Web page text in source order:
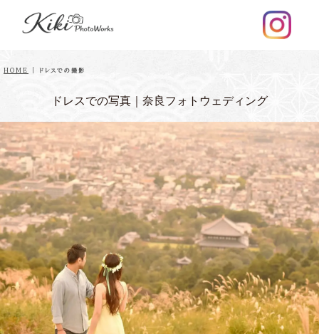
HOME ドレスでの撮影
ドレスでの写真｜奈良フォトウェディング